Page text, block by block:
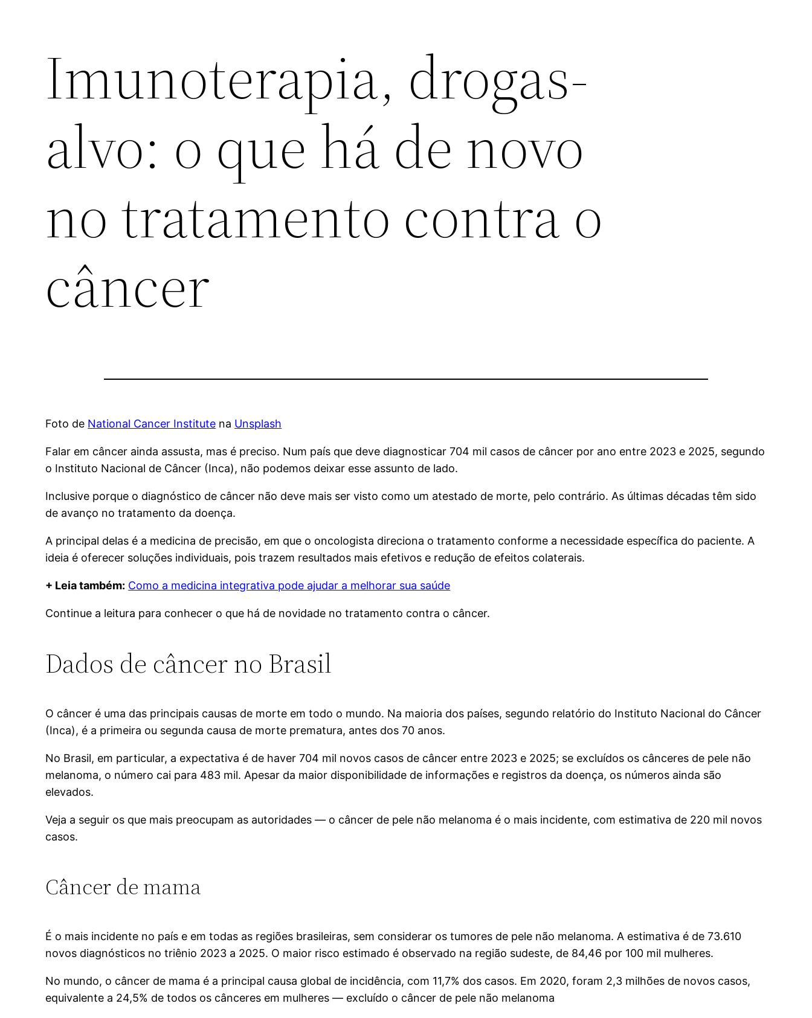
Imunoterapia, drogas-
alvo: o que há de novo
no tratamento contra o
câncer
Foto de National Cancer Institute na Unsplash
Falar em câncer ainda assusta, mas é preciso. Num país que deve diagnosticar 704 mil casos de câncer por ano entre 2023 e 2025, segundo
o Instituto Nacional de Câncer (Inca), não podemos deixar esse assunto de lado.
Inclusive porque o diagnóstico de câncer não deve mais ser visto como um atestado de morte, pelo contrário. As últimas décadas têm sido
de avanço no tratamento da doença.
A principal delas é a medicina de precisão, em que o oncologista direciona o tratamento conforme a necessidade específica do paciente. A
ideia é oferecer soluções individuais, pois trazem resultados mais efetivos e redução de efeitos colaterais.
+ Leia também: Como a medicina integrativa pode ajudar a melhorar sua saúde
Continue a leitura para conhecer o que há de novidade no tratamento contra o câncer.
Dados de câncer no Brasil
O câncer é uma das principais causas de morte em todo o mundo. Na maioria dos países, segundo relatório do Instituto Nacional do Câncer
(Inca), é a primeira ou segunda causa de morte prematura, antes dos 70 anos.
No Brasil, em particular, a expectativa é de haver 704 mil novos casos de câncer entre 2023 e 2025; se excluídos os cânceres de pele não
melanoma, o número cai para 483 mil. Apesar da maior disponibilidade de informações e registros da doença, os números ainda são
elevados.
Veja a seguir os que mais preocupam as autoridades — o câncer de pele não melanoma é o mais incidente, com estimativa de 220 mil novos
casos.
Câncer de mama
É o mais incidente no país e em todas as regiões brasileiras, sem considerar os tumores de pele não melanoma. A estimativa é de 73.610
novos diagnósticos no triênio 2023 a 2025. O maior risco estimado é observado na região sudeste, de 84,46 por 100 mil mulheres.
No mundo, o câncer de mama é a principal causa global de incidência, com 11,7% dos casos. Em 2020, foram 2,3 milhões de novos casos,
equivalente a 24,5% de todos os cânceres em mulheres — excluído o câncer de pele não melanoma